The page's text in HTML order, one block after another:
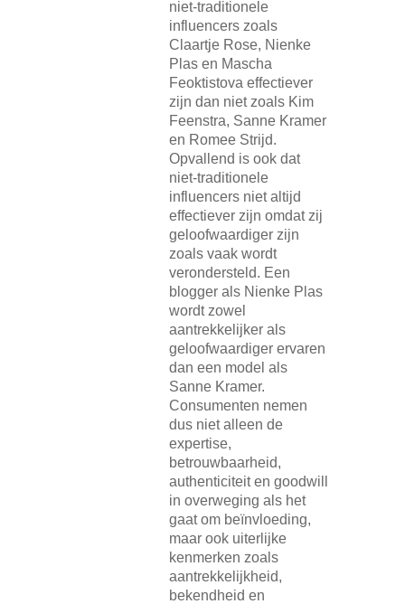
niet-traditionele
influencers zoals
Claartje Rose, Nienke
Plas en Mascha
Feoktistova effectiever
zijn dan niet zoals Kim
Feenstra, Sanne Kramer
en Romee Strijd.
Opvallend is ook dat
niet-traditionele
influencers niet altijd
effectiever zijn omdat zij
geloofwaardiger zijn
zoals vaak wordt
verondersteld. Een
blogger als Nienke Plas
wordt zowel
aantrekkelijker als
geloofwaardiger ervaren
dan een model als
Sanne Kramer.
Consumenten nemen
dus niet alleen de
expertise,
betrouwbaarheid,
authenticiteit en goodwill
in overweging als het
gaat om beïnvloeding,
maar ook uiterlijke
kenmerken zoals
aantrekkelijkheid,
bekendheid en